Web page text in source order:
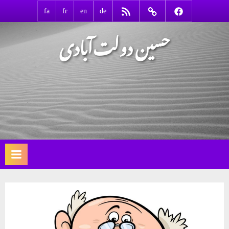
Facebook
Contact
RSS
de
en
fr
fa
حسین دولت‌آبادی